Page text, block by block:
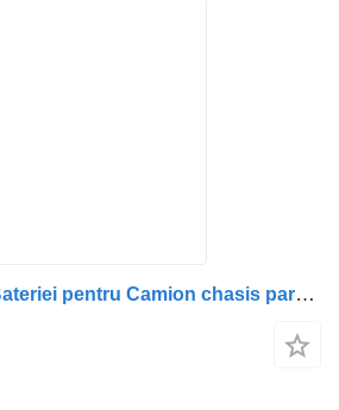
Cadru de Fixare a Bateriei pentru Camion chasis para Scania 1477484-14 camión